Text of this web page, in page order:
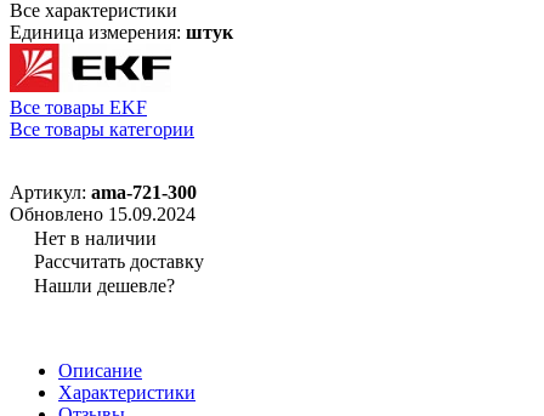
Все характеристики
Единица измерения: штук
Все товары EKF
Все товары категории
Артикул: ama-721-300
Обновлено 15.09.2024
Нет в наличии
Рассчитать доставку
Нашли дешевле?
Описание
Характеристики